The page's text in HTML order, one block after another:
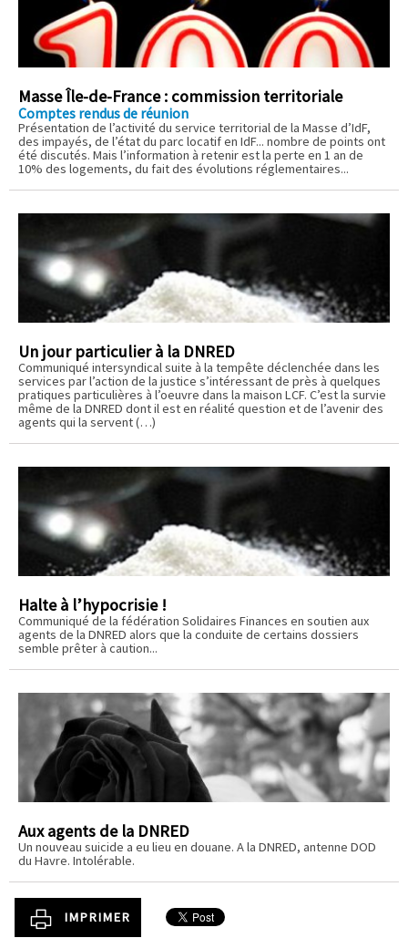
Masse Île-de-France : commission territoriale
Comptes rendus de réunion
Présentation de l’activité du service territorial de la Masse d’IdF,
des impayés, de l’état du parc locatif en IdF... nombre de points ont
été discutés. Mais l’information à retenir est la perte en 1 an de
10% des logements, du fait des évolutions réglementaires...
Un jour particulier à la DNRED
Communiqué intersyndical suite à la tempête déclenchée dans les
services par l’action de la justice s’intéressant de près à quelques
pratiques particulières à l’oeuvre dans la maison LCF. C’est la survie
même de la DNRED dont il est en réalité question et de l’avenir des
agents qui la servent (…)
Halte à l’hypocrisie !
Communiqué de la fédération Solidaires Finances en soutien aux
agents de la DNRED alors que la conduite de certains dossiers
semble prêter à caution...
Aux agents de la DNRED
Un nouveau suicide a eu lieu en douane. A la DNRED, antenne DOD
du Havre. Intolérable.
IMPRIMER